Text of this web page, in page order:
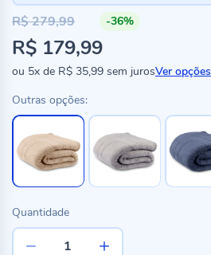
-36%
Preço
especial
R$ 179,99
R$ 279,99
ou 5x de R$ 35,99 sem jurosVer opções
Outras opções:
Quantidade